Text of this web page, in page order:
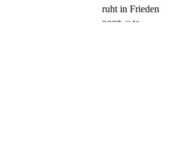
ruht in Frieden
2025 ©Jürgen